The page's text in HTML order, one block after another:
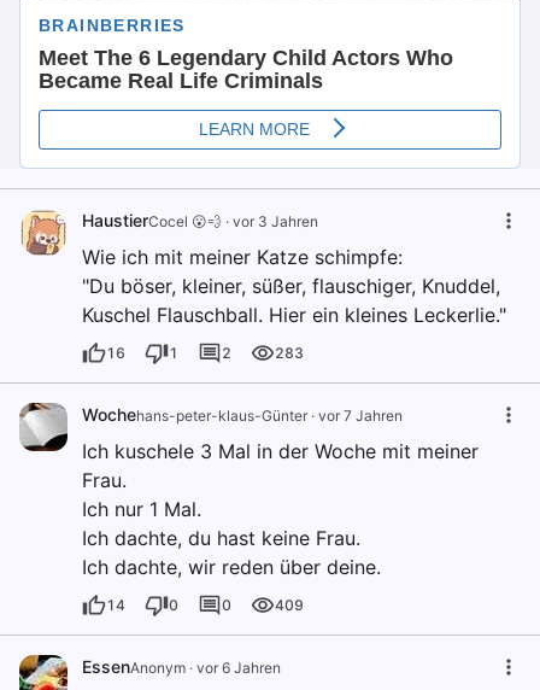
HaustierCocel 😮💨 · vor 3 Jahren
Wie ich mit meiner Katze schimpfe:
"Du böser, kleiner, süßer, flauschiger, Knuddel,
Kuschel Flauschball. Hier ein kleines Leckerlie."
16 1 2 283
Wochehans-peter-klaus-Günter · vor 7 Jahren
Ich kuschele 3 Mal in der Woche mit meiner
Frau.
Ich nur 1 Mal.
Ich dachte, du hast keine Frau.
Ich dachte, wir reden über deine.
14 0 0 409
EssenAnonym · vor 6 Jahren